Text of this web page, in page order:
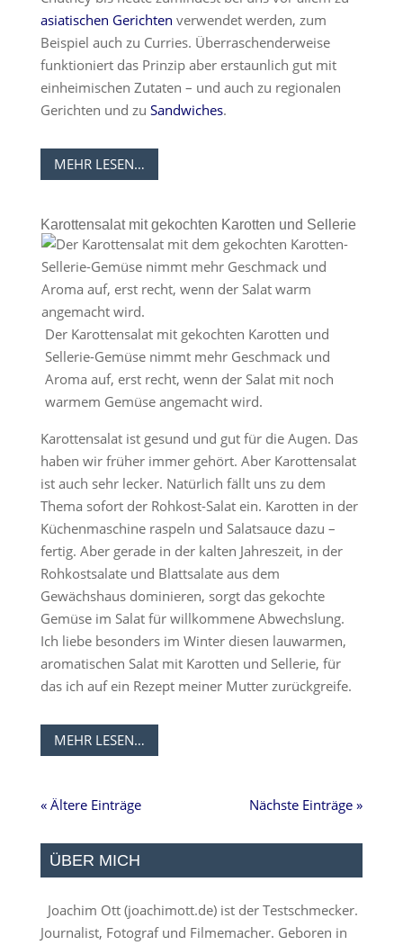
asiatischen Gerichten verwendet werden, zum
Beispiel auch zu Curries. Überraschenderweise
funktioniert das Prinzip aber erstaunlich gut mit
einheimischen Zutaten – und auch zu regionalen
Gerichten und zu Sandwiches.
MEHR LESEN…
Karottensalat mit gekochten Karotten und Sellerie
Der Karottensalat mit gekochten Karotten und
Sellerie-Gemüse nimmt mehr Geschmack und
Aroma auf, erst recht, wenn der Salat mit noch
warmem Gemüse angemacht wird.
Karottensalat ist gesund und gut für die Augen. Das
haben wir früher immer gehört. Aber Karottensalat
ist auch sehr lecker. Natürlich fällt uns zu dem
Thema sofort der Rohkost-Salat ein. Karotten in der
Küchenmaschine raspeln und Salatsauce dazu –
fertig. Aber gerade in der kalten Jahreszeit, in der
Rohkostsalate und Blattsalate aus dem
Gewächshaus dominieren, sorgt das gekochte
Gemüse im Salat für willkommene Abwechslung.
Ich liebe besonders im Winter diesen lauwarmen,
aromatischen Salat mit Karotten und Sellerie, für
das ich auf ein Rezept meiner Mutter zurückgreife.
MEHR LESEN…
« Ältere Einträge Nächste Einträge »
ÜBER MICH
Joachim Ott (joachimott.de) ist der Testschmecker.
Journalist, Fotograf und Filmemacher. Geboren in